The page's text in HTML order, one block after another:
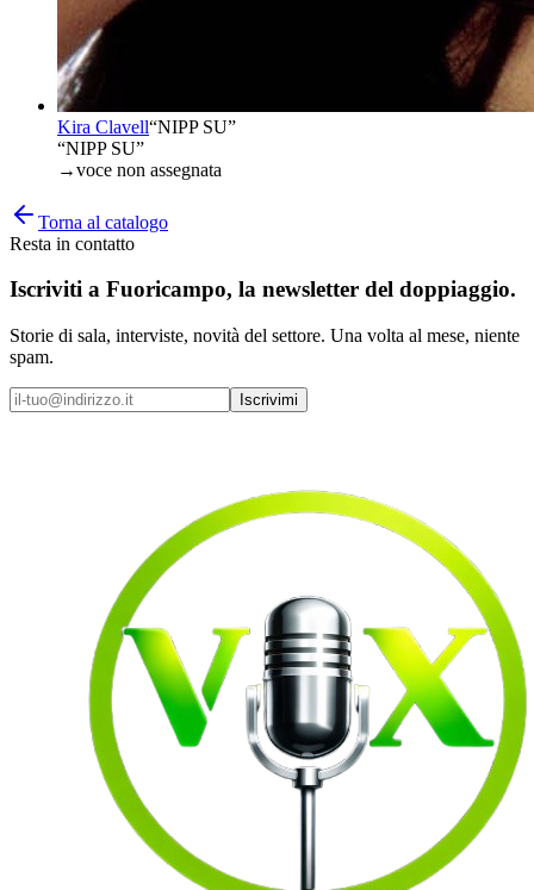
Kira Clavell“NIPP SU”
“NIPP SU”
→voce non assegnata
Torna al catalogo
Resta in contatto
Iscriviti a Fuoricampo, la newsletter del doppiaggio.
Storie di sala, interviste, novità del settore. Una volta al mese, niente
spam.
Iscrivimi